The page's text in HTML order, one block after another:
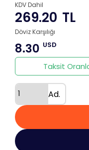
269.20 TL
KDV Dahil
Döviz Karşılığı
8.30 USD
Taksit
Ad.